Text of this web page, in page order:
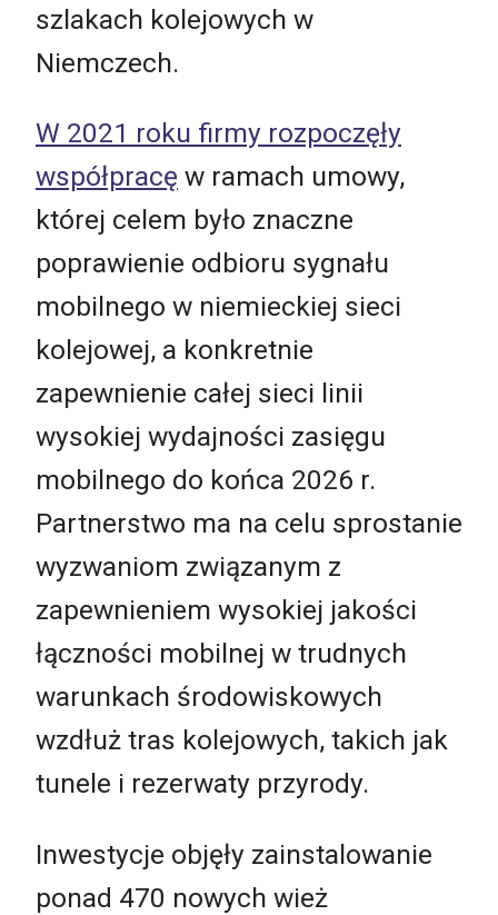
szlakach kolejowych w
Niemczech.
W 2021 roku firmy rozpoczęły
współpracę w ramach umowy,
której celem było znaczne
poprawienie odbioru sygnału
mobilnego w niemieckiej sieci
kolejowej, a konkretnie
zapewnienie całej sieci linii
wysokiej wydajności zasięgu
mobilnego do końca 2026 r.
Partnerstwo ma na celu sprostanie
wyzwaniom związanym z
zapewnieniem wysokiej jakości
łączności mobilnej w trudnych
warunkach środowiskowych
wzdłuż tras kolejowych, takich jak
tunele i rezerwaty przyrody.
Inwestycje objęły zainstalowanie
ponad 470 nowych wież